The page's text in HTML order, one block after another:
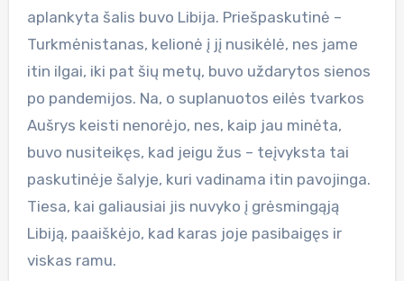
aplankyta šalis buvo Libija. Priešpaskutinė –
Turkmėnistanas, kelionė į jį nusikėlė, nes jame
itin ilgai, iki pat šių metų, buvo uždarytos sienos
po pandemijos. Na, o suplanuotos eilės tvarkos
Aušrys keisti nenorėjo, nes, kaip jau minėta,
buvo nusiteikęs, kad jeigu žus – teįvyksta tai
paskutinėje šalyje, kuri vadinama itin pavojinga.
Tiesa, kai galiausiai jis nuvyko į grėsmingąją
Libiją, paaiškėjo, kad karas joje pasibaigęs ir
viskas ramu.